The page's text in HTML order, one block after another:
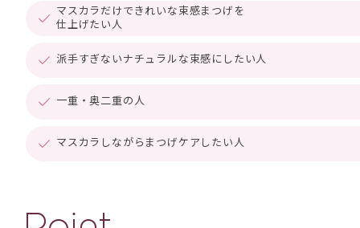
マスカラだけで きれいな束感まつげを
仕上げたい人
派手すぎない ナチュラルな 束感にしたい人
一重・奥二重の人
マスカラしながら まつげケア したい人